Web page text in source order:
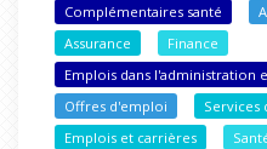
Complémentaires santé
Assurance
Finance
Emplois dans l'administration
Offres d'emploi
Services
Emplois et carrières